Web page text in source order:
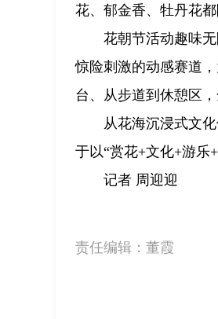
花、郁金香、牡丹花
花朝节活动趣味
惊险刺激的动感赛道
台、从步道到休憩区
从花海沉浸式文
于以“赏花+文化+游乐
记者 周迎迎
责任编辑： 董霞